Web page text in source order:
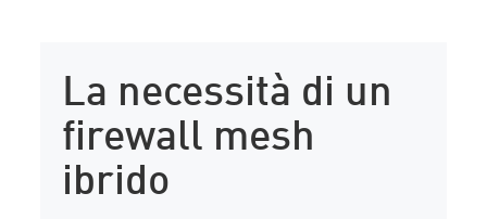
La necessità di un
firewall mesh
ibrido